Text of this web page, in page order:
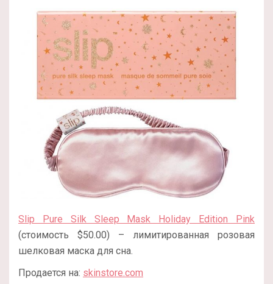
Slip Pure Silk Sleep Mask Holiday Edition Pink
(стоимость $50.00) – лимитированная розовая
шелковая маска для сна.
Продается на: skinstore.com